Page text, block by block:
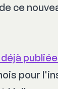
ce
pour